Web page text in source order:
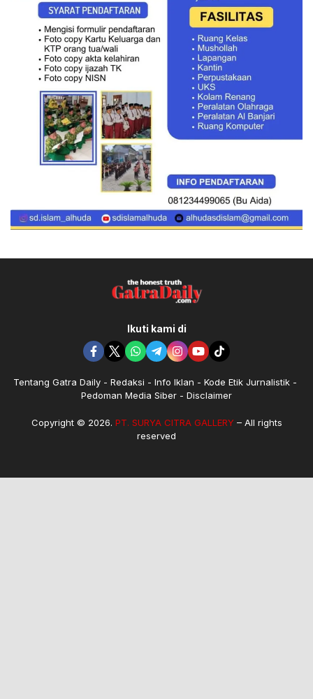
Ikuti kami di
Tentang Gatra Daily Redaksi Info Iklan
Kode Etik Jurnalistik
Pedoman Media Siber
Disclaimer
Copyright © 2026. PT. SURYA CITRA GALLERY– All rights
reserved